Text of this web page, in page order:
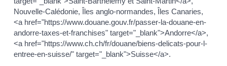
Nouvelle-Calédonie, Îles anglo-normandes, Îles Canaries,
<a href="https://www.douane.gouv.fr/passer-la-douane-en-
andorre-taxes-et-franchises" target="_blank">Andorre</a>,
<a href="https://www.ch.ch/fr/douane/biens-delicats-pour-l-
entree-en-suisse/" target="_blank">Suisse</a>.